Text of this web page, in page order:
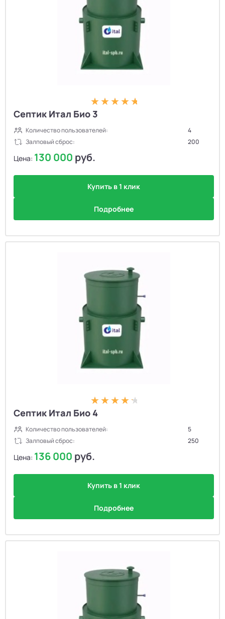
Септик Итал Био 3
Количество пользователей:
4
Залповый сброс:
200
Цена: 130 000 руб.
Купить в 1 клик
Подробнее
Септик Итал Био 4
Количество пользователей:
5
Залповый сброс:
250
Цена: 136 000 руб.
Купить в 1 клик
Подробнее